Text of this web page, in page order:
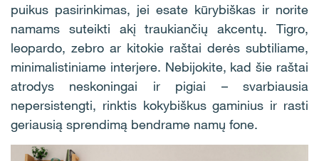
puikus pasirinkimas, jei esate kūrybiškas ir norite
namams suteikti akį traukiančių akcentų. Tigro,
leopardo, zebro ar kitokie raštai derės subtiliame,
minimalistiniame interjere. Nebijokite, kad šie raštai
atrodys neskoningai ir pigiai – svarbiausia
nepersistengti, rinktis kokybiškus gaminius ir rasti
geriausią sprendimą bendrame namų fone.